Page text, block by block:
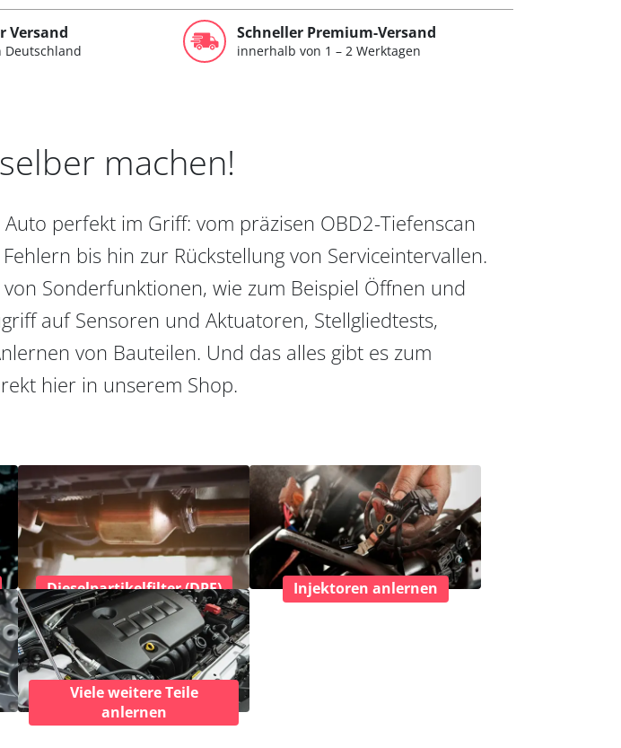
Versand
Deutschland
Schneller Premium-Versand
innerhalb von 1 – 2 Werktagen
machen!
perfekt im Griff: vom präzisen OBD2-Tiefenscan
bis hin zur Rückstellung von Serviceintervallen.
Sonderfunktionen, wie zum Beispiel Öffnen und
auf Sensoren und Aktuatoren, Stellgliedtests,
von Bauteilen. Und das alles gibt es zum
hier in unserem Shop.
Dieselpartikelfilter (DPF) Injektoren anlernen
Viele weitere Teile
anlernen